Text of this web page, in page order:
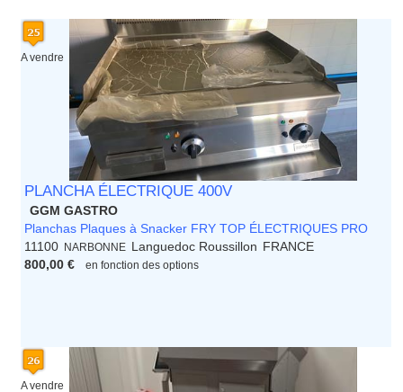
A vendre
PLANCHA ÉLECTRIQUE 400V
GGM GASTRO
Planchas Plaques à Snacker FRY TOP ÉLECTRIQUES PRO
11100 NARBONNE Languedoc Roussillon FRANCE
800,00 €
en fonction des options
A vendre